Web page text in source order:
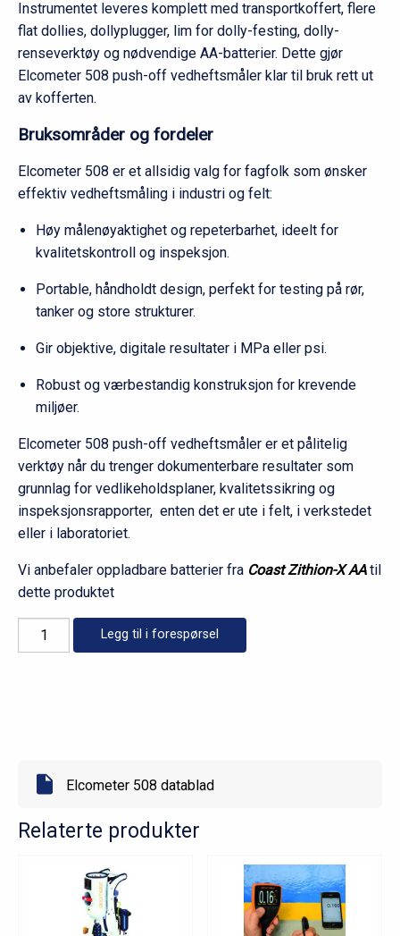
Instrumentet leveres komplett med transportkoffert, flere
flat dollies, dollyplugger, lim for dolly-festing, dolly-
renseverktøy og nødvendige AA-batterier. Dette gjør
Elcometer 508 push-off vedhefts­måler klar til bruk rett ut
av kofferten.
Bruksområder og fordeler
Elcometer 508 er et allsidig valg for fagfolk som ønsker
effektiv vedheftsmåling i industri og felt:
Høy målenøyaktighet og repeterbarhet, ideelt for
kvalitetskontroll og inspeksjon.
Portable, håndholdt design, perfekt for testing på rør,
tanker og store strukturer.
Gir objektive, digitale resultater i MPa eller psi.
Robust og værbestandig konstruksjon for krevende
miljøer.
Elcometer 508 push-off vedhefts­måler er et pålitelig
verktøy når du trenger dokumenterbare resultater som
grunnlag for vedlikeholdsplaner, kvalitetssikring og
inspeksjonsrapporter, enten det er ute i felt, i verkstedet
eller i laboratoriet.
Vi anbefaler oppladbare batterier fra Coast Zithion-X AA til
dette produktet
Elcometer
508
Legg til i forespørsel
Elcometer 508 datablad
Relaterte produkter